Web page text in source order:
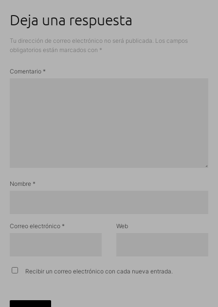
Deja una respuesta
Tu dirección de correo electrónico no será publicada. Los campos
obligatorios están marcados con *
Comentario *
Nombre *
Correo electrónico * Web
Recibir un correo electrónico con cada nueva entrada.